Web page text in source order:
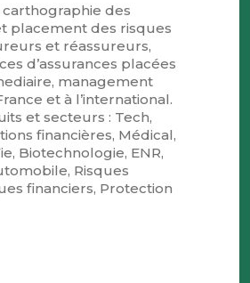
des
placement des risques
et réassureurs,
d’assurances placées
management
et à l’international.
et secteurs : Tech,
financières, Médical,
Biotechnologie, ENR,
Risques
financiers, Protection